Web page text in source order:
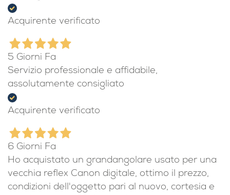
Acquirente verificato
5 Giorni Fa
Servizio professionale e affidabile,
assolutamente consigliato
Acquirente verificato
6 Giorni Fa
Ho acquistato un grandangolare usato per una
vecchia reflex Canon digitale, ottimo il prezzo,
condizioni dell'oggetto pari al nuovo, cortesia e